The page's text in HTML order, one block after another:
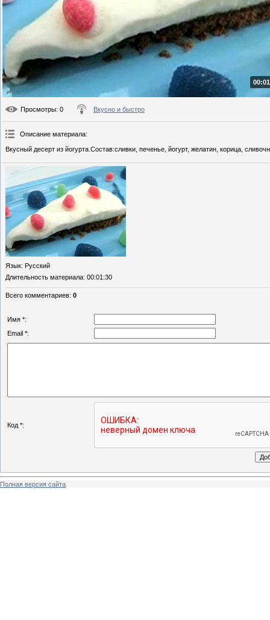
Просмотры: 0 Вкусно и быстро
Описание материала:
Вкусный десерт из йогурта.Состав:сливки, печенье, йогурт, желатин, корица,
Язык: Русский
Длительность материала: 00:01:30
Всего комментариев: 0
Имя *:
Email *:
Код *:
Полная версия сайта